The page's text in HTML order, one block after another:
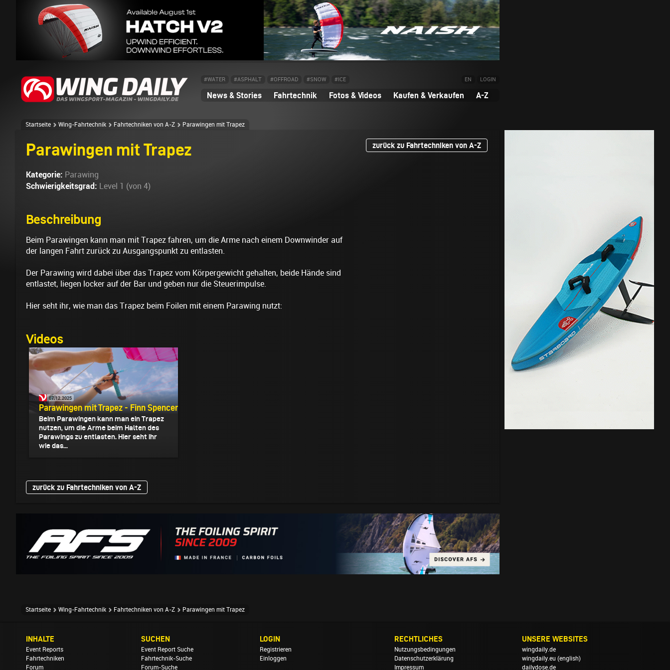
#WATER #ASPHALT #OFFROAD #SNOW #ICE EN LOGIN
News & Stories Fahrtechnik Fotos & Videos Kaufen & Verkaufen A-Z
Startseite Wing-Fahrtechnik Fahrtechniken von A-Z Parawingen mit Trapez
Parawingen mit Trapez zurück zu Fahrtechniken von A-Z
Kategorie: Parawing
Schwierigkeitsgrad: Level 1 (von 4)
Beschreibung
Beim Parawingen kann man mit Trapez fahren, um die Arme nach einem Downwinder auf
der langen Fahrt zurück zu Ausgangspunkt zu entlasten.
Der Parawing wird dabei über das Trapez vom Körpergewicht gehalten, beide Hände sind
entlastet, liegen locker auf der Bar und geben nur die Steuerimpulse.
Hier seht ihr, wie man das Trapez beim Foilen mit einem Parawing nutzt:
Videos
07.12.2025
Parawingen mit Trapez - Finn Spencer
Beim Parawingen kann man ein Trapez
nutzen, um die Arme beim Halten des
Parawings zu entlasten. Hier seht ihr
wie das...
zurück zu Fahrtechniken von A-Z
Startseite Wing-Fahrtechnik Fahrtechniken von A-Z Parawingen mit Trapez
INHALTE
Event Reports
Fahrtechniken
Forum
SUCHEN
Event Report Suche
Fahrtechnik-Suche
Forum-Suche
LOGIN
Registrieren
Einloggen
RECHTLICHES
Nutzungsbedingungen
Datenschutzerklärung
Impressum
UNSERE WEBSITES
wingdaily.de
wingdaily.eu (english)
dailydose.de